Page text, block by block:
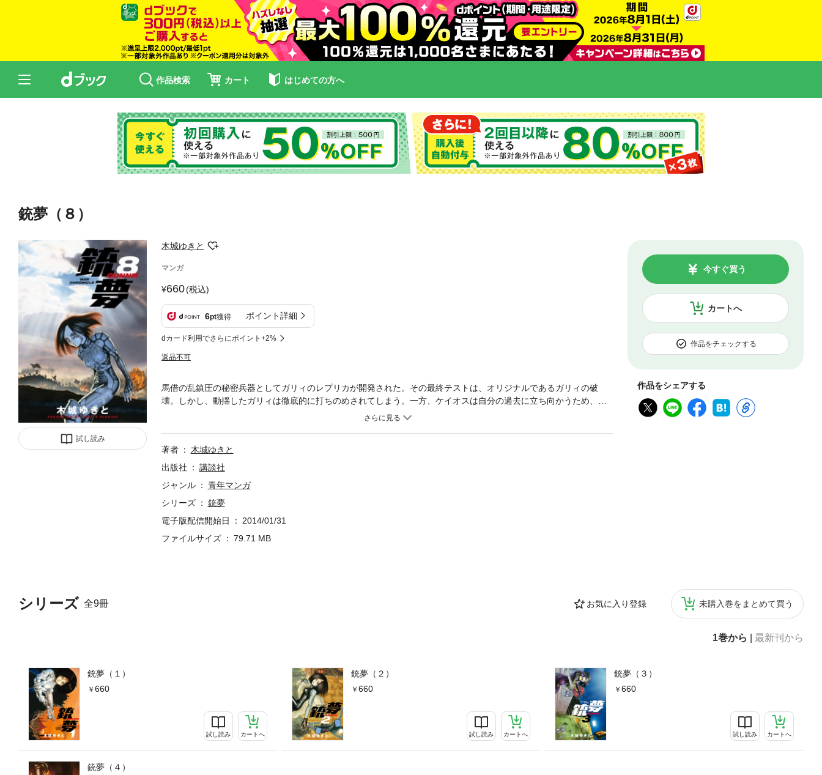
作品検索 カート はじめての方へ
銃夢（８）
試し読み
木城ゆきと
マンガ
660(税込)
6pt獲得 ポイント詳細
dカード利用でさらにポイント+2%
返品不可
カートへ
今すぐ買う
作品をチェックする
作品をシェアする
シリーズ 全9冊 お気に入り登録 未購入巻をまとめて買う
1巻から 最新刊から
銃夢（１）
660
試し読み カートへ
銃夢（２）
660
試し読み カートへ
銃夢（３）
660
試し読み カートへ
銃夢（４）
馬借の乱鎮圧の秘密兵器としてガリィのレプリカが開発された。その最終テストは、オリジナルであるガリィの破
壊。しかし、動揺したガリィは徹底的に打ちのめされてしまう。一方、ケイオスは自分の過去に立ち向かうため、実
父であるノヴァへと戦いを挑んでいた。さらに一方、電は空中都市ザレムを落とすために巨大列車砲を完成させる。
著者
木城ゆきと
出版社
講談社
ジャンル
青年マンガ
シリーズ
銃夢
電子版配信開始日
2014/01/31
ファイルサイズ
79.71 MB